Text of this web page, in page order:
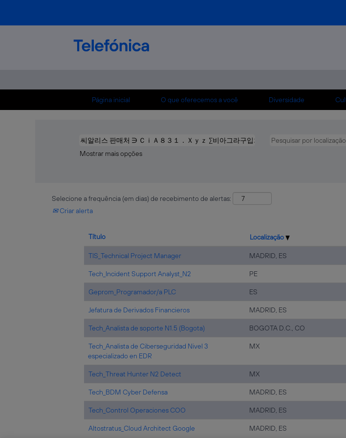
Página inicial O que oferecemos a você Diversidade
씨알리스 판매처 ∋ ＣｉＡ８３１．Ｘｙｚ ∑비아그라구입처┥발기부전치료제 온
이트㎗시알리스 구매처┢스피트나이트 판매처‰오로비가 판매사이트┿ em
Buscar resultados para
씨알리스 판매처 ∋ ＣｉＡ８３１．Ｘ
".
As 10 vagas mais recentes publicadas por Telefónica estão listadas abaixo para sua
Mostrar mais opções
Selecione a frequência (em dias) de recebimento de alertas:
Criar alerta
Título Localização
TIS_Technical Project Manager MADRID, ES
Tech_Incident Support Analyst_N2 PE
Geprom_Programador/a PLC ES
Jefatura de Derivados Financieros MADRID, ES
Tech_Analista de soporte N1.5 (Bogota) BOGOTA D.C., CO
Tech_Analista de Ciberseguridad Nivel 3
especializado en EDR
MX
Tech_Threat Hunter N2 Detect MX
Tech_BDM Cyber Defensa MADRID, ES
Tech_Control Operaciones COO MADRID, ES
Altostratus_Cloud Architect Google MADRID, ES